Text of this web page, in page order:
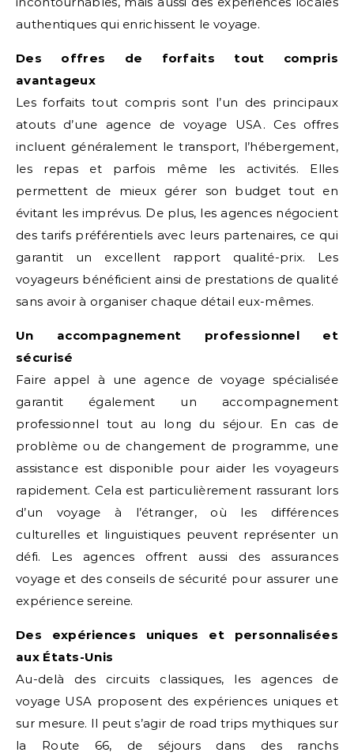
authentiques qui enrichissent le voyage.
Des offres de forfaits tout compris
avantageux
Les forfaits tout compris sont l’un des principaux
atouts d’une agence de voyage USA. Ces offres
incluent généralement le transport, l’hébergement,
les repas et parfois même les activités. Elles
permettent de mieux gérer son budget tout en
évitant les imprévus. De plus, les agences négocient
des tarifs préférentiels avec leurs partenaires, ce qui
garantit un excellent rapport qualité-prix. Les
voyageurs bénéficient ainsi de prestations de qualité
sans avoir à organiser chaque détail eux-mêmes.
Un accompagnement professionnel et
sécurisé
Faire appel à une agence de voyage spécialisée
garantit également un accompagnement
professionnel tout au long du séjour. En cas de
problème ou de changement de programme, une
assistance est disponible pour aider les voyageurs
rapidement. Cela est particulièrement rassurant lors
d’un voyage à l’étranger, où les différences
culturelles et linguistiques peuvent représenter un
défi. Les agences offrent aussi des assurances
voyage et des conseils de sécurité pour assurer une
expérience sereine.
Des expériences uniques et personnalisées
aux États-Unis
Au-delà des circuits classiques, les agences de
voyage USA proposent des expériences uniques et
sur mesure. Il peut s’agir de road trips mythiques sur
la Route 66, de séjours dans des ranchs